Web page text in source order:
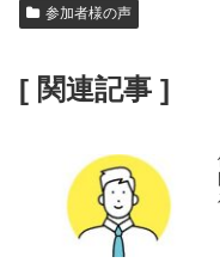
参加者様の声
[ 関連記事 ]